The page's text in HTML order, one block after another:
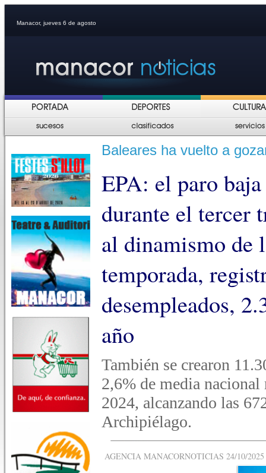
Manacor, jueves 6 de agosto
Baleares ha vuelto a
EPA: el paro
durante el tercer
al dinamismo de
temporada,
desempleados,
año
También se crearon
2,6% de media
2024, alcanzando las
Archipiélago.
AGENCIA MANACORNOTICIAS 24/10/